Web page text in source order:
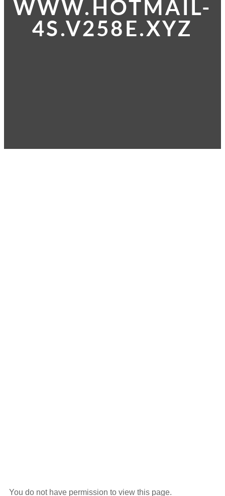
WWW.HOTMAIL-
4S.V258E.XYZ
You do not have permission to view this page.